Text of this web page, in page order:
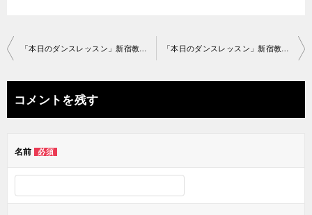
投
ナ
ビ
ー
コメントを残す
名前 必須